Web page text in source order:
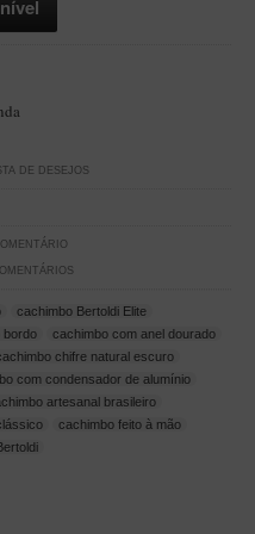
DE DESEJOS
cachimbo Bertoldi Elite
bordo
cachimbo com anel dourado
chifre natural escuro
com condensador de alumínio
artesanal brasileiro
cachimbo feito à mão